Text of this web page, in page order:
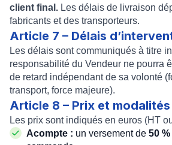
client final. Les délais de livraison
fabricants et des transporteurs.
Article 7 – Délais
Les délais sont communiqués à titre
responsabilité du Vendeur ne pourra
de retard indépendant de sa volonté
transport, force majeure).
Article 8 – Prix et
Les prix sont indiqués en euros (HT
Acompte : un versement de 50 %